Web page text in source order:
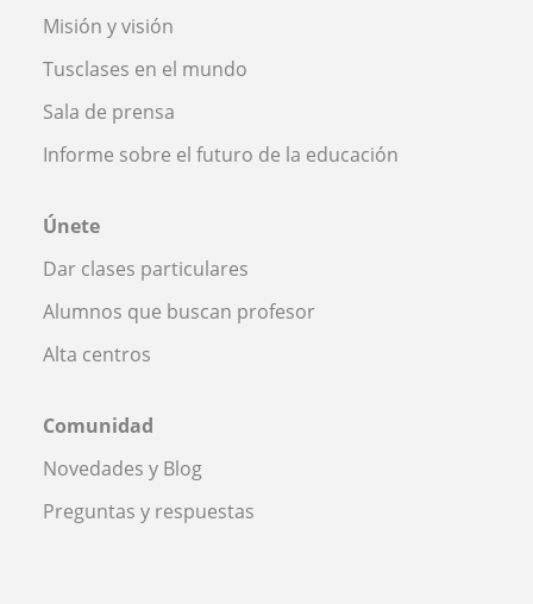
Misión y visión
Tusclases en el mundo
Sala de prensa
Informe sobre el futuro de la educación
Únete
Dar clases particulares
Alumnos que buscan profesor
Alta centros
Comunidad
Novedades y Blog
Preguntas y respuestas